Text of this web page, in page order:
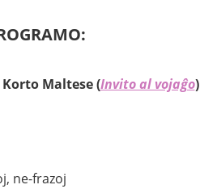
Korto Maltese (Invito al vojaĝo)
ne-frazoj